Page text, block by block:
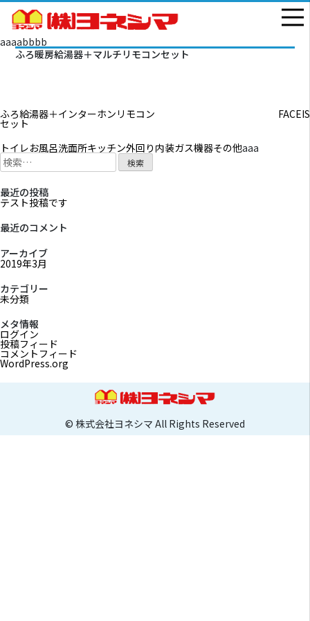
aaaabbbb
ふろ暖房給湯器＋マルチリモコンセット
投
稿
ビ
ゲ
ー
ョ
ン
ふろ給湯器＋インターホンリモコン
セット
FACEIS
トイレお風呂洗面所キッチン外回り 内装ガス機器その他aaa
検
索:
最近の投稿
テスト投稿です
最近のコメント
アーカイブ
2019年3月
カテゴリー
未分類
メタ情報
ログイン
投稿フィード
コメントフィード
WordPress.org
© 株式会社ヨネシマ All Rights Reserved